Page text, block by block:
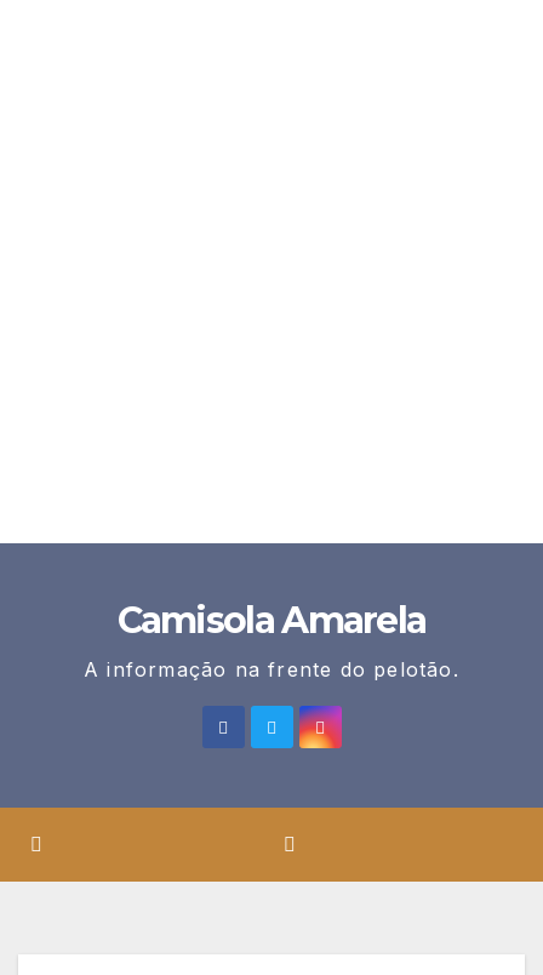
Camisola Amarela
A informação na frente do pelotão.